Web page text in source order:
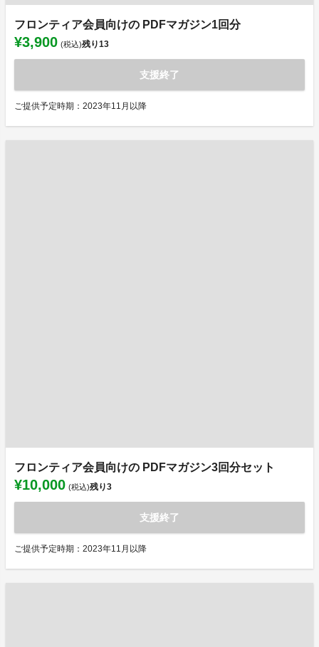
フロンティア会員向けの PDFマガジン1回分
¥3,900 (税込)残り13
支援終了
ご提供予定時期：2023年11月以降
フロンティア会員向けの PDFマガジン3回分セット
¥10,000 (税込)残り3
支援終了
ご提供予定時期：2023年11月以降